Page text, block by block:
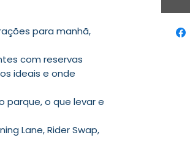
para manhã,
com reservas
ideais e onde
parque, o que levar e
Lane, Rider Swap,